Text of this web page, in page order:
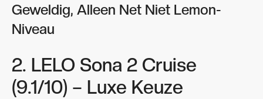
Geweldig, Alleen Net Niet Lemon-
Niveau
2. LELO Sona 2 Cruise
(9.1/10) – Luxe Keuze